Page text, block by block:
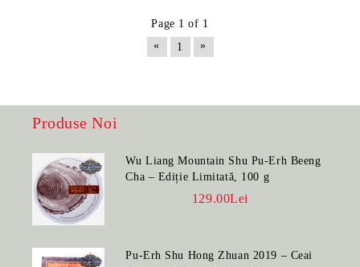
Page 1 of 1
«
1 »
Produse Noi
Wu Liang Mountain Shu Pu-Erh Beeng
Cha – Ediție Limitată, 100 g
129.00Lei
Pu-Erh Shu Hong Zhuan 2019 – Ceai